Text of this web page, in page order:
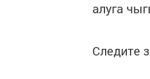
алуга
Следите